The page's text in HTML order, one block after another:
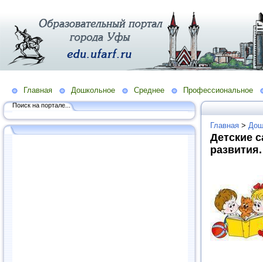
Главная Дошкольное Среднее Профессиональное
Поиск на портале...
Главная >
Детские